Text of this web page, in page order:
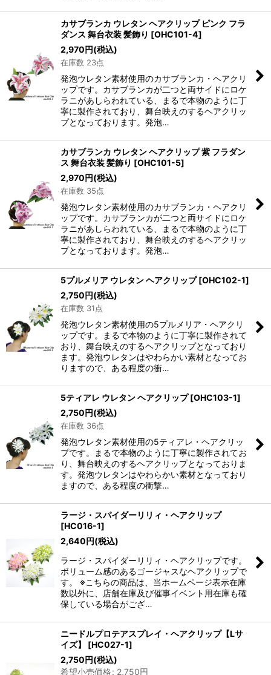
カサブランカ ウレタン ヘアクリップ ピンク フラ
ダンス 舞台衣装 髪飾り [OHC101-4]
2,970円(税込)
在庫数 23点
発泡ウレタン素材使用のカサブランカ・ヘアクリ
ップです。カサブランカが二つと両サイドにロケ
ラニがあしらわれている、まるで本物のように丁
寧に製作されており、舞台映えのするヘアクリッ
プとなっております。発泡…
カサブランカ ウレタン ヘアクリップ 紫 フラダン
ス 舞台衣装 髪飾り [OHC101-5]
2,970円(税込)
在庫数 35点
発泡ウレタン素材使用のカサブランカ・ヘアクリ
ップです。カサブランカが二つと両サイドにロケ
ラニがあしらわれている、まるで本物のように丁
寧に製作されており、舞台映えのするヘアクリッ
プとなっております。発泡…
5プルメリア ウレタン ヘアクリップ [OHC102-1]
2,750円(税込)
在庫数 31点
発泡ウレタン素材使用の5プルメリア・ヘアクリ
ップです。まるで本物のように丁寧に製作されて
おり、舞台映えのするヘアクリップとなっており
ます。発泡ウレタンはやわらかい素材となってお
りますので、ある程度の衝…
5ティアレ ウレタン ヘアクリップ [OHC103-1]
2,750円(税込)
在庫数 36点
発泡ウレタン素材使用の5ティアレ・ヘアクリッ
プです。まるで本物のように丁寧に製作されてお
り、舞台映えのするヘアクリップとなっておりま
す。発泡ウレタンはやわらかい素材となっており
ますので、ある程度の衝撃…
ラージ・スパイダーリリィ・ヘアクリップ
[HC016-1]
2,640円(税込)
ラージ・スパイダーリリィ・ヘアクリップです。
ボリューム感のあるゴージャスなヘアクリップで
す。 ※こちらの商品は、当ホームページ表示在庫
数以外に、店舗在庫及び催事イベント用在庫も確
保している場合がござ…
ニードルプロテアスプレイ・ヘアクリップ【Lサ
イズ】
[HC027-1]
2,750円(税込)
希望小売価格: 2,750円